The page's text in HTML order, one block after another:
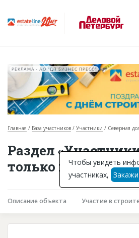
Горячие объекты
База строящихся объектов
Инвестпроекты
Глоссарий
РЕКЛАМА • АО "ДП БИЗНЕС ПРЕСС"
Главная База участников Участники Северная
Раздел
только
Описание объекта Участие в
Чтобы увидеть
участниках,